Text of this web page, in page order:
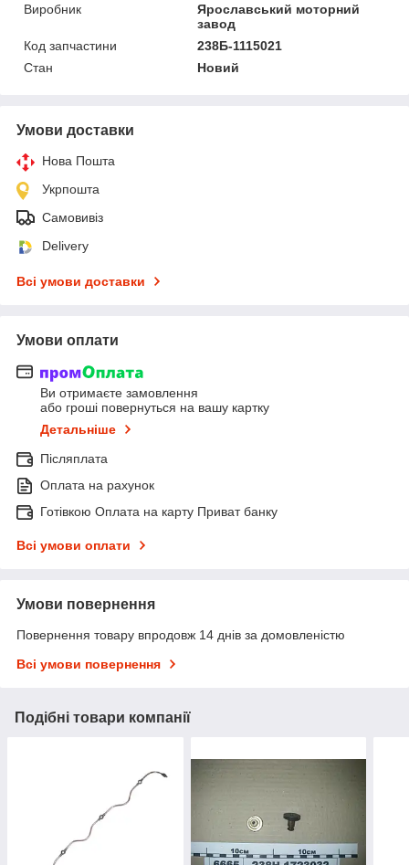
Виробник
Ярославський моторний
завод
Код запчастини
238Б-1115021
Стан
Новий
Умови доставки
Нова Пошта
Укрпошта
Самовивіз
Delivery
Всі умови доставки
Умови оплати
Ви отримаєте замовлення
або гроші повернуться на вашу картку
Детальніше
Післяплата
Оплата на рахунок
Готівкою Оплата на карту Приват банку
Всі умови оплати
Умови повернення
Повернення товару впродовж 14 днів за домовленістю
Всі умови повернення
Подібні товари компанії